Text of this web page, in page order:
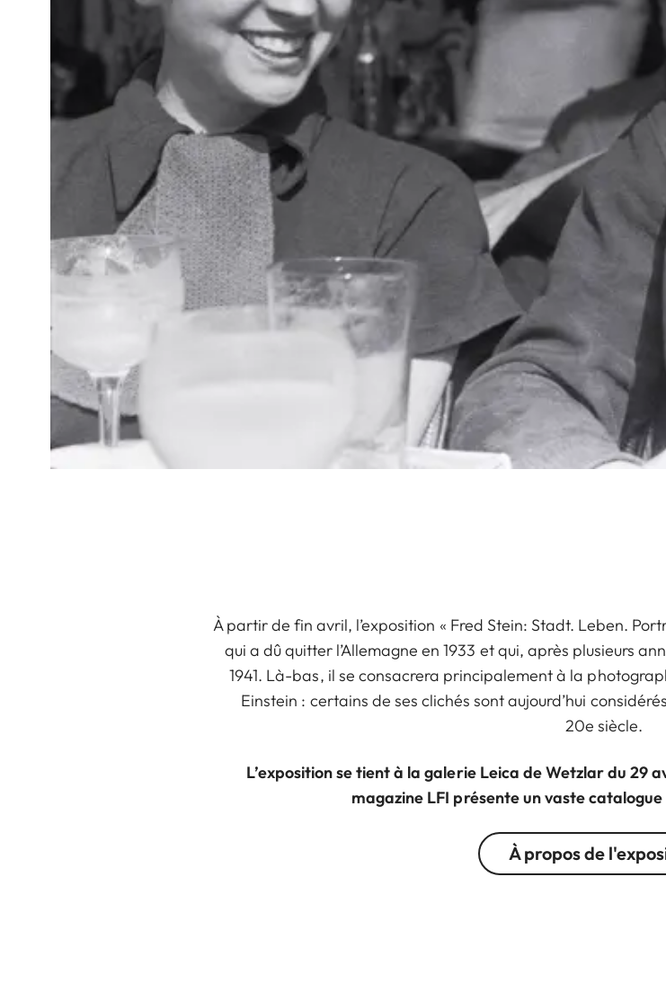
À partir de fin avril, l’exposition « Fred Stein: Stadt. Leben.
qui a dû quitter l’Allemagne en 1933 et qui, après plusieurs
1941. Là-bas, il se consacrera principalement à la
Einstein : certains de ses clichés sont aujourd’hui
20e siècle.
L’exposition se tient à la galerie Leica de Wetzlar du 29
magazine LFI présente un vaste
À propos de